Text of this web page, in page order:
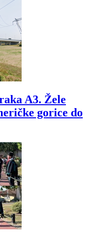
A3. Žele
gorice do